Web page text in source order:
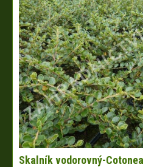
Skalník vodorovný-